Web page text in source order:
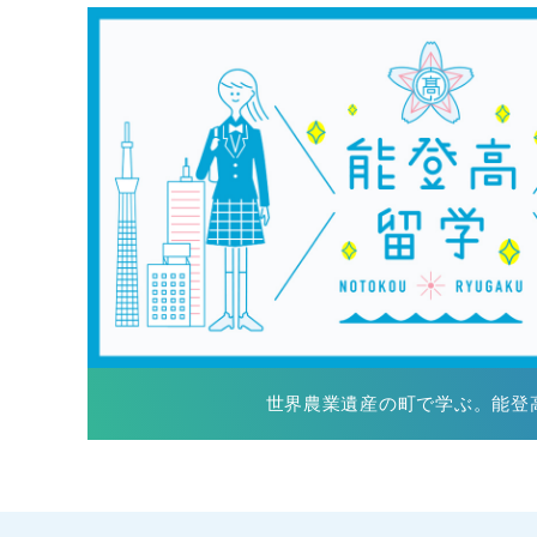
世界農業遺産の町で学ぶ。能登